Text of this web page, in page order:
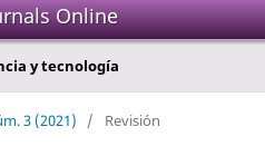
Online
y tecnología
3 (2021) / Revisión